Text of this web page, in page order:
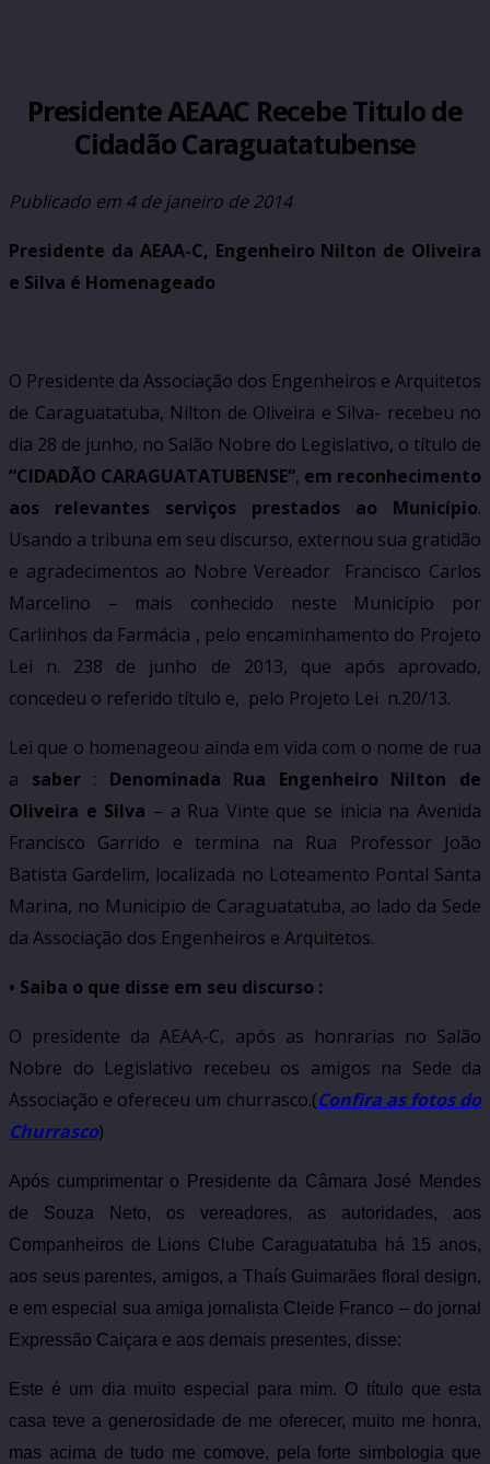
Presidente AEAAC Recebe Titulo de
Cidadão Caraguatatubense
Publicado em 4 de janeiro de 2014
Presidente da AEAA-C, Engenheiro Nilton de Oliveira
e Silva é Homenageado
O Presidente da Associação dos Engenheiros e Arquitetos
de Caraguatatuba, Nilton de Oliveira e Silva- recebeu no
dia 28 de junho, no Salão Nobre do Legislativo, o título de
“CIDADÃO CARAGUATATUBENSE“, em reconhecimento
aos relevantes serviços prestados ao Município.
Usando a tribuna em seu discurso, externou sua gratidão
e agradecimentos ao Nobre Vereador
Francisco Carlos
Marcelino – mais conhecido neste Município por
Carlinhos da Farmácia , pelo encaminhamento do Projeto
Lei n. 238 de junho de 2013, que após aprovado,
concedeu o referido título e, pelo Projeto Lei n.20/13.
Lei que o homenageou ainda em vida com o nome de rua
a saber : Denominada Rua Engenheiro Nilton de
Oliveira e Silva – a Rua Vinte que se inicia na Avenida
Francisco Garrido e termina na Rua Professor João
Batista Gardelim, localizada no Loteamento Pontal Santa
Marina, no Municipio de Caraguatatuba, ao lado da Sede
da Associação dos Engenheiros e Arquitetos.
• Saiba o que disse em seu discurso :
O presidente da AEAA-C, após as honrarias no Salão
Nobre do Legislativo recebeu os amigos na Sede da
Associação e ofereceu um churrasco.(Confira as fotos do
Churrasco)
Após cumprimentar o Presidente da Câmara José Mendes
de Souza Neto, os vereadores, as autoridades, aos
Companheiros de Lions Clube Caraguatatuba há 15 anos,
aos seus parentes, amigos, a Thaís Guimarães floral design,
e em especial sua amiga jornalista Cleide Franco – do jornal
Expressão Caiçara e aos demais presentes, disse:
Este é um dia muito especial para mim. O título que esta
casa teve a generosidade de me oferecer, muito me honra,
mas acima de tudo me comove, pela forte simbologia que